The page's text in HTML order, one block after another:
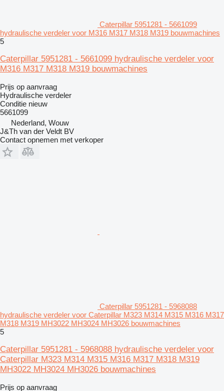
Caterpillar 5951281 - 5661099
hydraulische verdeler voor M316 M317 M318 M319 bouwmachines
5
Caterpillar 5951281 - 5661099 hydraulische verdeler voor
M316 M317 M318 M319 bouwmachines
Prijs op aanvraag
Hydraulische verdeler
Conditie nieuw
5661099
Nederland, Wouw
J&Th van der Veldt BV
Contact opnemen met verkoper
Caterpillar 5951281 - 5968088
hydraulische verdeler voor Caterpillar M323 M314 M315 M316 M317
M318 M319 MH3022 MH3024 MH3026 bouwmachines
5
Caterpillar 5951281 - 5968088 hydraulische verdeler voor
Caterpillar M323 M314 M315 M316 M317 M318 M319
MH3022 MH3024 MH3026 bouwmachines
Prijs op aanvraag